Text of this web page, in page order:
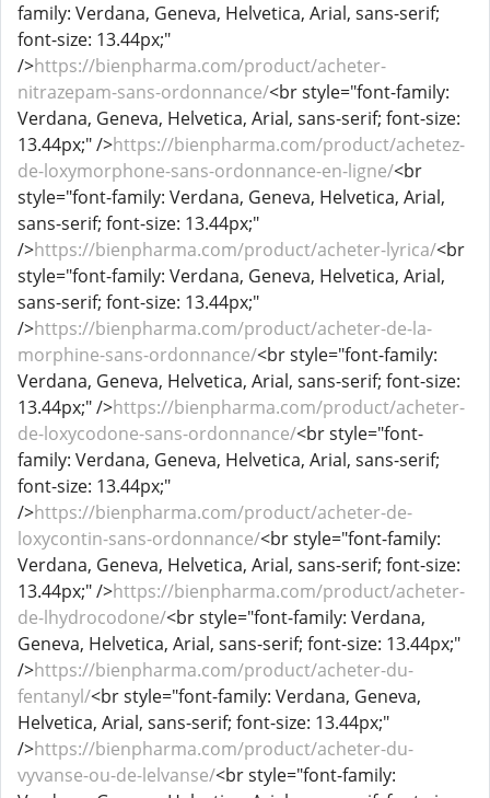
family: Verdana, Geneva, Helvetica, Arial, sans-serif;
font-size: 13.44px;"
/>https://bienpharma.com/product/acheter-
nitrazepam-sans-ordonnance/<br style="font-family:
Verdana, Geneva, Helvetica, Arial, sans-serif; font-size:
13.44px;" />https://bienpharma.com/product/achetez-
de-loxymorphone-sans-ordonnance-en-ligne/<br
style="font-family: Verdana, Geneva, Helvetica, Arial,
sans-serif; font-size: 13.44px;"
/>https://bienpharma.com/product/acheter-lyrica/<br
style="font-family: Verdana, Geneva, Helvetica, Arial,
sans-serif; font-size: 13.44px;"
/>https://bienpharma.com/product/acheter-de-la-
morphine-sans-ordonnance/<br style="font-family:
Verdana, Geneva, Helvetica, Arial, sans-serif; font-size:
13.44px;" />https://bienpharma.com/product/acheter-
de-loxycodone-sans-ordonnance/<br style="font-
family: Verdana, Geneva, Helvetica, Arial, sans-serif;
font-size: 13.44px;"
/>https://bienpharma.com/product/acheter-de-
loxycontin-sans-ordonnance/<br style="font-family:
Verdana, Geneva, Helvetica, Arial, sans-serif; font-size:
13.44px;" />https://bienpharma.com/product/acheter-
de-lhydrocodone/<br style="font-family: Verdana,
Geneva, Helvetica, Arial, sans-serif; font-size: 13.44px;"
/>https://bienpharma.com/product/acheter-du-
fentanyl/<br style="font-family: Verdana, Geneva,
Helvetica, Arial, sans-serif; font-size: 13.44px;"
/>https://bienpharma.com/product/acheter-du-
vyvanse-ou-de-lelvanse/<br style="font-family: